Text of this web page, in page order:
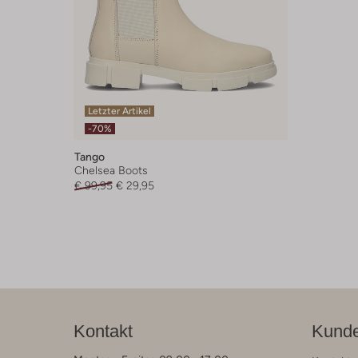
Letzter Artikel
-70%
Tango
Chelsea Boots
€ 99,95 € 29,95
Kontakt